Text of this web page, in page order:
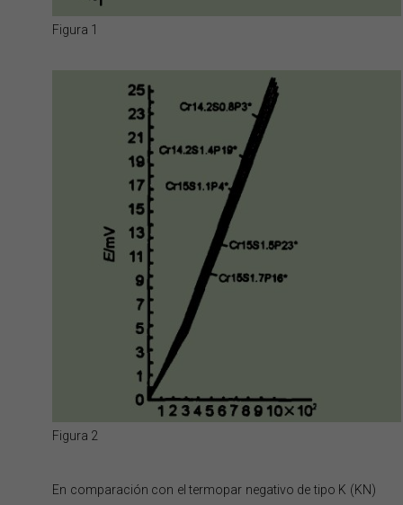
Figura 1
Figura 2
En comparación con el termopar negativo de tipo K (KN)